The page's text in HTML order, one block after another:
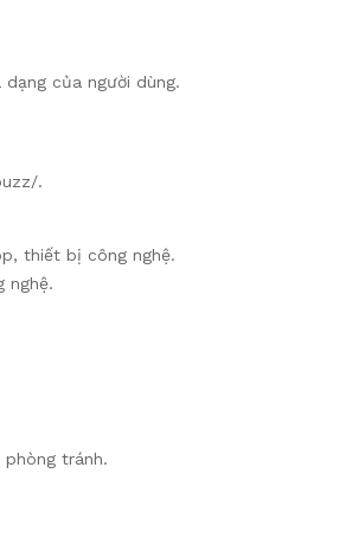
của người dùng.
.
thiết bị công nghệ.
nghệ.
phòng tránh.